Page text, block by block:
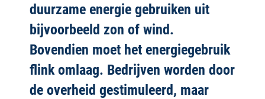
duurzame energie gebruiken uit
bijvoorbeeld zon of wind.
Bovendien moet het energiegebruik
flink omlaag. Bedrijven worden door
de overheid gestimuleerd, maar